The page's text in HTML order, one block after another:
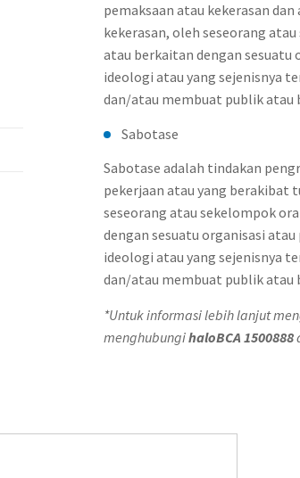
pemaksaan atau kekerasan
kekerasan, oleh seseorang
atau berkaitan dengan
ideologi atau yang sejenisnya
dan/atau membuat publik atau
Sabotase
Sabotase adalah tindakan
pekerjaan atau yang berakibat
seseorang atau sekelompok
dengan sesuatu organisasi
ideologi atau yang sejenisnya
dan/atau membuat publik atau
*Untuk informasi lebih lanjut
menghubungihaloBCA 1500888